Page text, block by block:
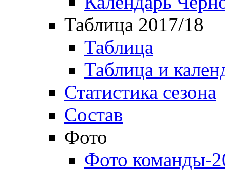
Таблица 2017/18
Таблица
Таблица и
Статистика сезона
Состав
Фото
Фото команды-